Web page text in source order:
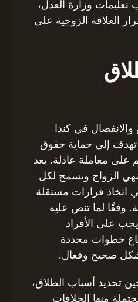
تعليمات وزارة العدل،
العلاقة الزوجية على
في كندا
تهدف إلى حماية حقوق
على معاملة عادلة. يعد
الزواج وتسمح لكل
اتخاذ قرارات مستقلة
وفقًا لما تنص عليه
على الأفراد
خطوات محددة
صحيح وفعال.
تحديد أسباب الطلاق،
منها الخلافات